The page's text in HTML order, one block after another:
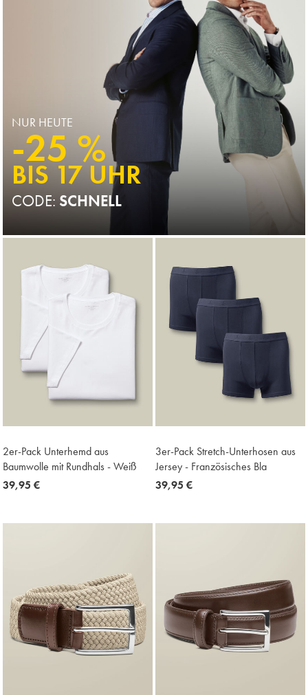
NUR HEUTE
-25 %
BIS 17 UHR
CODE: SCHNELL
2er-Pack Unterhemd aus
Baumwolle mit Rundhals - Weiß
now
39,95 €
3er-Pack Stretch-Unterhosen aus
Jersey - Französisches Bla
now
39,95 €